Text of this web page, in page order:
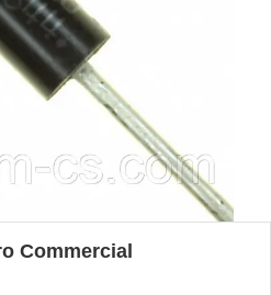
Commercial